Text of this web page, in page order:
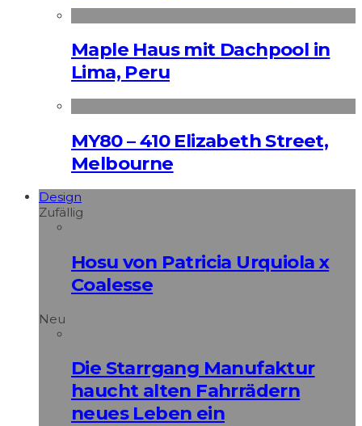
Maple Haus mit Dachpool in
Lima, Peru
MY80 – 410 Elizabeth Street,
Melbourne
Design
Zufällig
Hosu von Patricia Urquiola x
Coalesse
Neu
Die Starrgang Manufaktur
haucht alten Fahrrädern
neues Leben ein